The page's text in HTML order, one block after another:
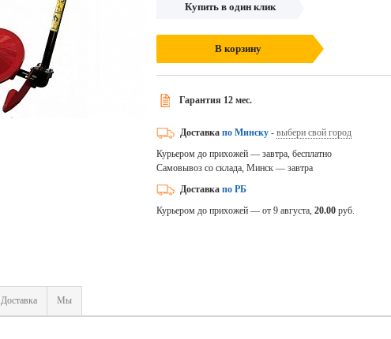
Купить в один клик
В корзину
Гарантия 12 мес.
Доставка по Минску- выбери свой город
Курьером до прихожей — завтра, бесплатно
Самовывоз со склада, Минск — завтра
Доставка по РБ
Курьером до прихожей — от 9 августа, 20.00 руб.
Доставка Мы